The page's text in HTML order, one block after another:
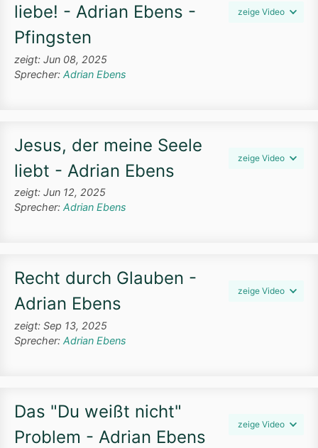
liebe! - Adrian Ebens -
Pfingsten
zeige Video
zeigt: Jun 08, 2025
Sprecher: Adrian Ebens
Jesus, der meine Seele
liebt - Adrian Ebens
zeige Video
zeigt: Jun 12, 2025
Sprecher: Adrian Ebens
Recht durch Glauben -
Adrian Ebens
zeige Video
zeigt: Sep 13, 2025
Sprecher: Adrian Ebens
Das "Du weißt nicht"
Problem - Adrian Ebens
zeige Video